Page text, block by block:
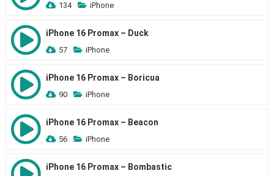
134 iPhone
iPhone 16 Promax – Duck
57 iPhone
iPhone 16 Promax – Boricua
90 iPhone
iPhone 16 Promax – Beacon
56 iPhone
iPhone 16 Promax – Bombastic